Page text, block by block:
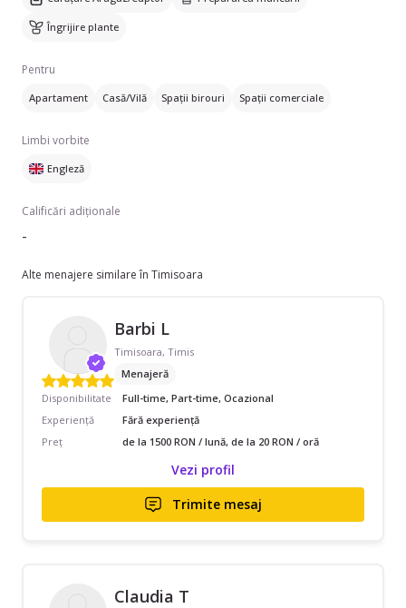
Îngrijire plante
Pentru
Apartament Casă/Vilă Spații birouri Spații comerciale
Limbi vorbite
Engleză
Calificări adiționale
-
Alte menajere similare în Timisoara
Barbi L
Timisoara, Timis
Menajeră
Disponibilitate
Full-time, Part-time, Ocazional
Experiență
Fără experiență
Preț
de la 1500 RON / lună, de la 20 RON / oră
Vezi profil
Trimite mesaj
Claudia T